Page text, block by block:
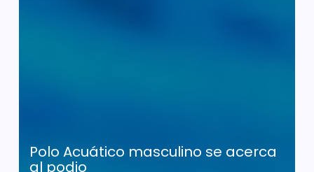
Polo Acuático masculino se acerca
al podio